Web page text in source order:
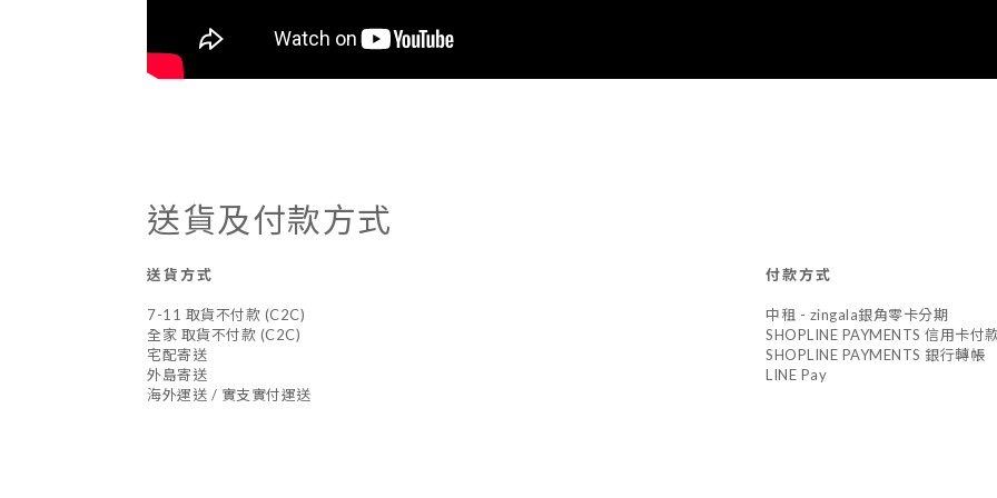
送貨及付款方式
送貨方式
7-11 取貨不付款 (C2C)
全家 取貨不付款 (C2C)
宅配寄送
外島寄送
海外運送 / 實支實付運送
付款方式
中租 - zingala銀角零卡分期
SHOPLINE PAYMENTS 信用卡付
SHOPLINE PAYMENTS 銀行轉帳
LINE Pay